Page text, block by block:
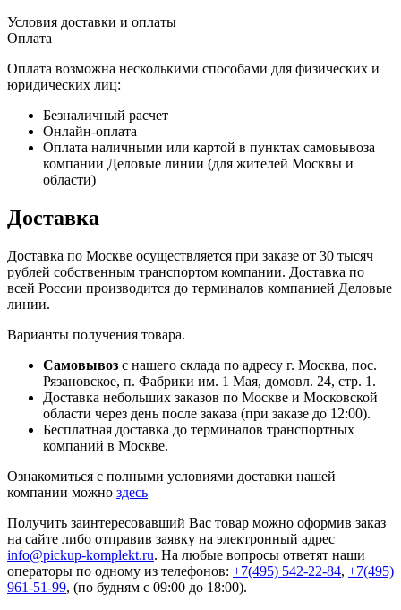
Условия доставки и оплаты
Оплата
Оплата возможна несколькими способами для физических и
юридических лиц:
Безналичный расчет
Онлайн-оплата
Оплата наличными или картой в пунктах самовывоза
компании Деловые линии (для жителей Москвы и
области)
Доставка
Доставка по Москве осуществляется при заказе от 30 тысяч
рублей собственным транспортом компании. Доставка по
всей России производится до терминалов компанией Деловые
линии.
Варианты получения товара.
Самовывоз с нашего склада по адресу г. Москва, пос.
Рязановское, п. Фабрики им. 1 Мая, домовл. 24, стр. 1.
Доставка небольших заказов по Москве и Московской
области через день после заказа (при заказе до 12:00).
Бесплатная доставка до терминалов транспортных
компаний в Москве.
Ознакомиться с полными условиями доставки нашей
компании можно здесь
Получить заинтересовавший Вас товар можно оформив заказ
на сайте либо отправив заявку на электронный адрес
info@pickup-komplekt.ru. На любые вопросы ответят наши
операторы по одному из телефонов: +7(495) 542-22-84, +7(495)
961-51-99, (по будням с 09:00 до 18:00).